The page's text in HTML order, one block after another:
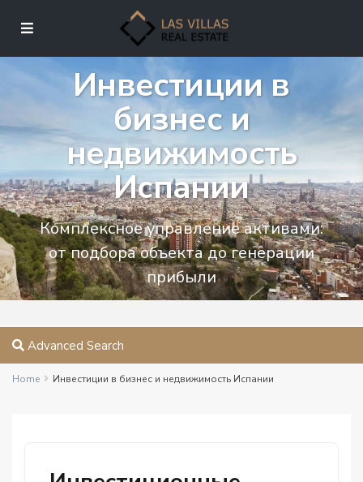
Инвестиции в
бизнес и
недвижимость
Испании
Комплексное управление активами:
от подбора объекта до генерации
прибыли
Advanced Search
Home Инвестиции в бизнес и недвижимость Испании